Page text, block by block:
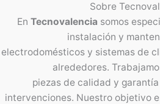
Sobre
En Tecnovalencia somos
instalación y
electrodomésticos y sistemas de
alrededores.
piezas de calidad y
intervenciones. Nuestro objetivo